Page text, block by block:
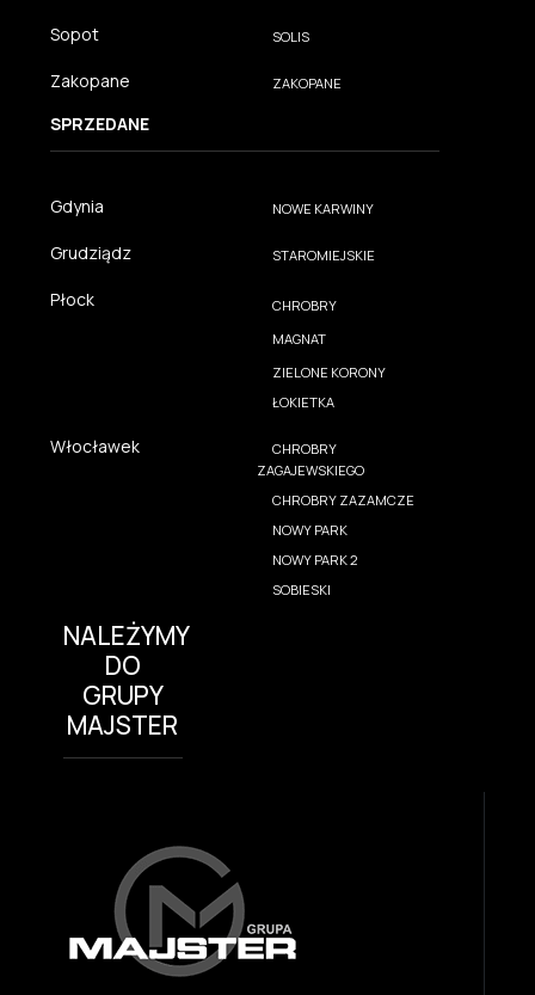
Sopot SOLIS
Zakopane ZAKOPANE
SPRZEDANE
Gdynia NOWE KARWINY
Grudziądz STAROMIEJSKIE
Płock
CHROBRY
MAGNAT
ZIELONE KORONY
ŁOKIETKA
Włocławek
CHROBRY
ZAGAJEWSKIEGO
CHROBRY ZAZAMCZE
NOWY PARK
NOWY PARK 2
SOBIESKI
NALEŻYMY
DO
GRUPY
MAJSTER